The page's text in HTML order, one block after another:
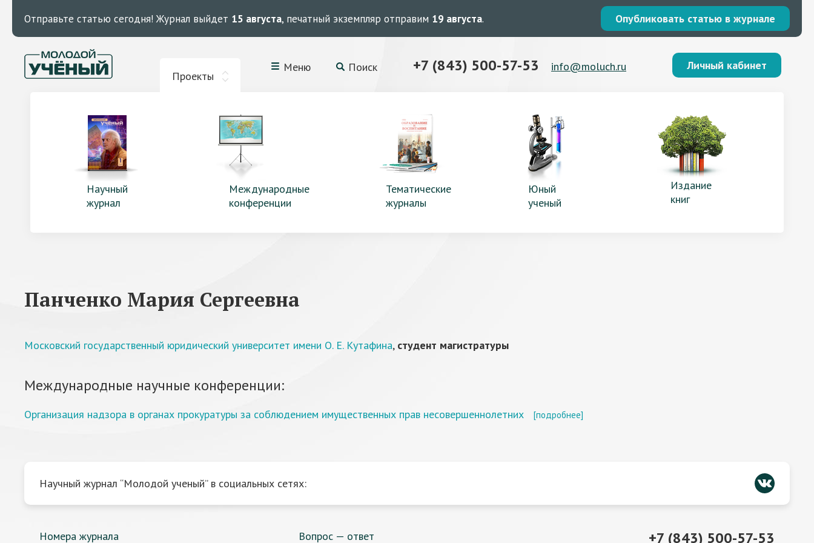
Отправьте статью сегодня! Журнал выйдет 15 августа, печатный экземпляр отправим 19 августа. Опубликовать статью в журнале
Проекты
Меню Поиск +7 (843) 500-57-53 info@moluch.ru Личный кабинет
Научный
журнал
Международные
конференции
Тематические
журналы
Юный
ученый
Издание
книг
Панченко Мария Сергеевна
Московский государственный юридический университет имени О. Е. Кутафина, студент магистратуры
Международные научные конференции:
Организация надзора в органах прокуратуры за соблюдением имущественных прав несовершеннолетних [подробнее]
Научный журнал “Молодой ученый” в социальных сетях:
Номера журнала Вопрос — ответ +7 (843) 500-57-53